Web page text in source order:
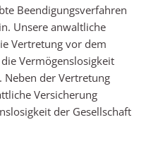
Beendigungsverfahren
Unsere anwaltliche
Vertretung vor dem
Vermögenslosigkeit
der Vertretung
Versicherung
der Gesellschaft